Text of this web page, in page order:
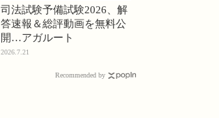
司法試験予備試験2026、解
答速報＆総評動画を無料公
開…アガルート
2026.7.21
Recommended by